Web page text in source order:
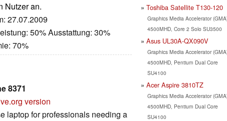
Nutzer an.
27.07.2009
50% Ausstattung: 30%
70%
8371
version
laptop for professionals needing a
Toshiba Satellite T130-120
Graphics Media Accelerator
4500MHD, Core 2 Solo SU3500
Asus UL30A-QX090V
Graphics Media Accelerator
4500MHD, Pentium Dual Core
SU4100
Acer Aspire 3810TZ
Graphics Media Accelerator
4500MHD, Pentium Dual Core
SU4100